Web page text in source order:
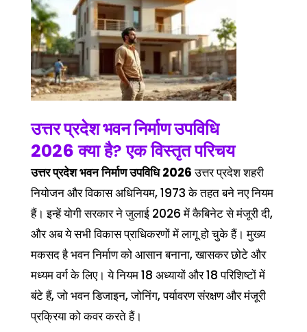
उत्तर प्रदेश भवन निर्माण उपविधि
2026क्या है? एक विस्तृत परिचय
उत्तर प्रदेश भवन निर्माण उपविधि 2026उत्तर प्रदेश शहरी
नियोजन और विकास अधिनियम, 1973 के तहत बने नए नियम
हैं। इन्हें योगी सरकार ने जुलाई 2026 में कैबिनेट से मंजूरी दी,
और अब ये सभी विकास प्राधिकरणों में लागू हो चुके हैं। मुख्य
मकसद है भवन निर्माण को आसान बनाना, खासकर छोटे और
मध्यम वर्ग के लिए। ये नियम 18 अध्यायों और 18 परिशिष्टों में
बंटे हैं, जो भवन डिजाइन, जोनिंग, पर्यावरण संरक्षण और मंजूरी
प्रक्रिया को कवर करते हैं।